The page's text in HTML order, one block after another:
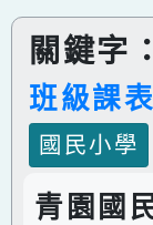
關鍵字：
班級課表
國民小學
青園國